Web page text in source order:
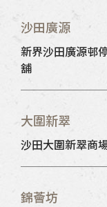
沙田廣源
新界沙田廣源邨
舖
大圍新翠
沙田大圍新翠商
錦薈坊